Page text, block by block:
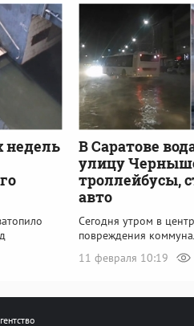
недель
В Саратове
улицу
троллейбусы,
авто
Сегодня утром в
повреждения
11 февраля 10:19